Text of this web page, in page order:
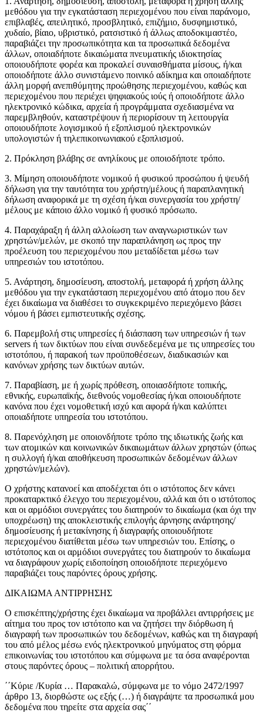
Παλετοφόρα / Ράμπες / Καρότσια
μεθόδου για την εγκατάσταση περιεχομένου που είναι παράνομο,
επιβλαβές, απειλητικό, προσβλητικό, επιζήμιο, δυσφημιστικό,
χυδαίο, βίαιο, υβριστικό, ρατσιστικό ή άλλως αποδοκιμαστέο,
παραβιάζει την προσωπικότητα και τα προσωπικά δεδομένα
άλλων, οποιαδήποτε δικαιώματα πνευματικής ιδιοκτησίας
οποιουδήποτε φορέα και προκαλεί συναισθήματα μίσους, ή/και
οποιοδήποτε άλλο συνιστάμενο ποινικό αδίκημα και οποιαδήποτε
άλλη μορφή ανεπιθύμητης προώθησης περιεχομένου, καθώς και
περιεχομένου που περιέχει ψηφιακούς ιούς ή οποιοδήποτε άλλο
ηλεκτρονικό κώδικα, αρχεία ή προγράμματα σχεδιασμένα να
παρεμβληθούν, καταστρέψουν ή περιορίσουν τη λειτουργία
οποιουδήποτε λογισμικού ή εξοπλισμού ηλεκτρονικών
υπολογιστών ή τηλεπικοινωνιακού εξοπλισμού.
2. Πρόκληση βλάβης σε ανηλίκους με οποιοδήποτε τρόπο.
3. Μίμηση οποιουδήποτε νομικού ή φυσικού προσώπου ή ψευδή
δήλωση για την ταυτότητα του χρήστη/μέλους ή παραπλανητική
δήλωση αναφορικά με τη σχέση ή/και συνεργασία του χρήστη/
μέλους με κάποιο άλλο νομικό ή φυσικό πρόσωπο.
4. Παραχάραξη ή άλλη αλλοίωση των αναγνωριστικών των
χρηστών/μελών, με σκοπό την παραπλάνηση ως προς την
προέλευση του περιεχομένου που μεταδίδεται μέσω των
υπηρεσιών του ιστοτόπου.
5. Ανάρτηση, δημοσίευση, αποστολή, μεταφορά ή χρήση άλλης
μεθόδου για την εγκατάσταση περιεχομένου από άτομο που δεν
έχει δικαίωμα να διαθέσει το συγκεκριμένο περιεχόμενο βάσει
νόμου ή βάσει εμπιστευτικής σχέσης.
6. Παρεμβολή στις υπηρεσίες ή διάσπαση των υπηρεσιών ή των
servers ή των δικτύων που είναι συνδεδεμένα με τις υπηρεσίες του
ιστοτόπου, ή παρακοή των προϋποθέσεων, διαδικασιών και
κανόνων χρήσης των δικτύων αυτών.
7. Παραβίαση, με ή χωρίς πρόθεση, οποιασδήποτε τοπικής,
εθνικής, ευρωπαϊκής, διεθνούς νομοθεσίας ή/και οποιουδήποτε
κανόνα που έχει νομοθετική ισχύ και αφορά ή/και καλύπτει
οποιαδήποτε υπηρεσία του ιστοτόπου.
8. Παρενόχληση με οποιονδήποτε τρόπο της ιδιωτικής ζωής και
των ατομικών και κοινωνικών δικαιωμάτων άλλων χρηστών (όπως
η συλλογή ή/και αποθήκευση προσωπικών δεδομένων άλλων
χρηστών/μελών).
Ο χρήστης κατανοεί και αποδέχεται ότι ο ιστότοπος δεν κάνει
προκαταρκτικό έλεγχο του περιεχομένου, αλλά και ότι ο ιστότοπος
και οι αρμόδιοι συνεργάτες του διατηρούν το δικαίωμα (και όχι την
υποχρέωση) της αποκλειστικής επιλογής άρνησης ανάρτησης/
δημοσίευσης ή μετακίνησης ή διαγραφής οποιουδήποτε
περιεχομένου διατίθεται μέσω των υπηρεσιών του. Επίσης, ο
ιστότοπος και οι αρμόδιοι συνεργάτες του διατηρούν το δικαίωμα
να διαγράφουν χωρίς ειδοποίηση οποιοδήποτε περιεχόμενο
παραβιάζει τους παρόντες όρους χρήσης.
ΔΙΚΑΙΩΜΑ ΑΝΤΙΡΡΗΣΗΣ
Ο επισκέπτης/χρήστης έχει δικαίωμα να προβάλλει αντιρρήσεις με
αίτημα του προς τον ιστότοπο και να ζητήσει την διόρθωση ή
διαγραφή των προσωπικών του δεδομένων, καθώς και τη διαγραφή
του από μέλος μέσω ενός ηλεκτρονικού μηνύματος στη φόρμα
επικοινωνίας του ιστοτόπου και σύμφωνα με τα όσα αναφέρονται
στους παρόντες όρους – πολιτική απορρήτου.
΄΄Κύριε /Κυρία … Παρακαλώ, σύμφωνα με το νόμο 2472/1997
άρθρο 13, διορθώστε ως εξής (…) ή διαγράψτε τα προσωπικά μου
δεδομένα που τηρείτε στα αρχεία σας΄΄